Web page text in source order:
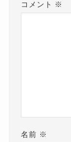
コメント ※
名前 ※